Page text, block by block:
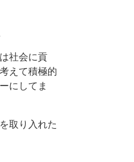
社会に貢
えて積極的
にしてま
取り入れた